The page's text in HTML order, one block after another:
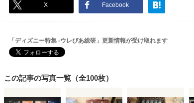
X Facebook
「ディズニー特集 -ウレぴあ総研」更新情報が受け取れます
この記事の写真一覧（全100枚）